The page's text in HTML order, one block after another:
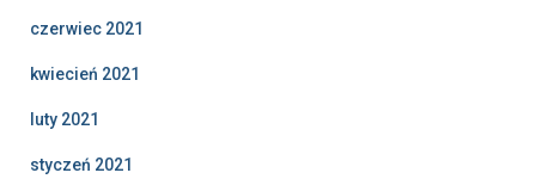
czerwiec 2021
kwiecień 2021
luty 2021
styczeń 2021